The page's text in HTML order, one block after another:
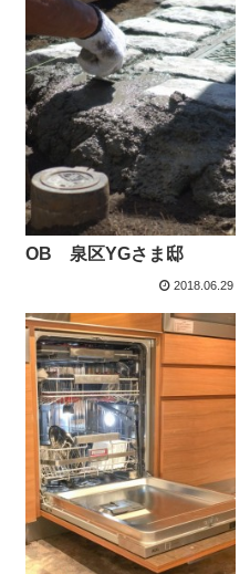
OB 泉区YGさま邸
2018.06.29